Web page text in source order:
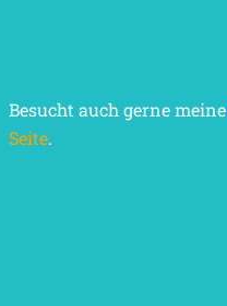
Besucht auch gerne meine
Seite.